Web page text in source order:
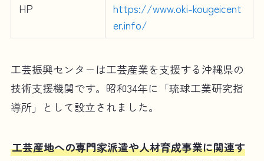
HP
https://www.oki-kougeicent
er.info/
工芸振興センターは工芸産業を支援する沖縄県の
技術支援機関です。昭和34年に「琉球工業研究指
導所」として設立されました。
工芸産地への専門家派遣や人材育成事業に関連す